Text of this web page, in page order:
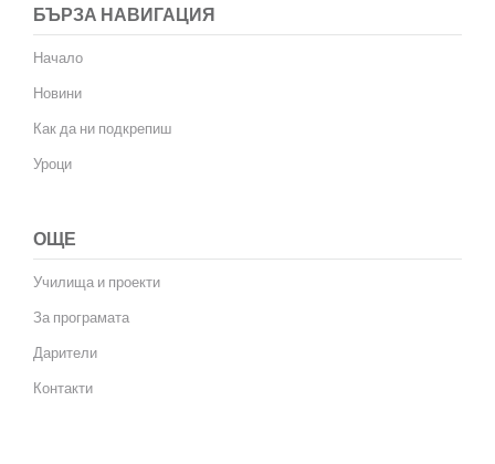
БЪРЗА НАВИГАЦИЯ
Начало
Новини
Как да ни подкрепиш
Уроци
ОЩЕ
Училища и проекти
За програмата
Дарители
Контакти